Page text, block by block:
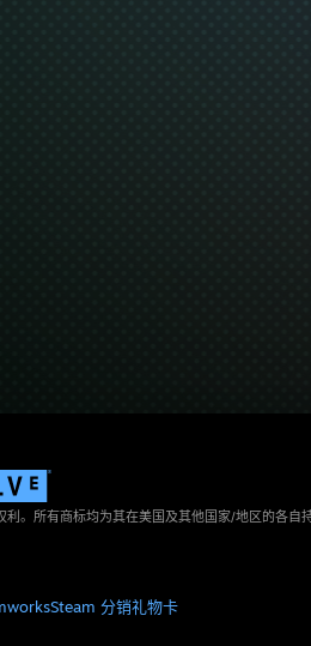
。所有商标均为其在美国及其他国家/地区的各自持
Steam 分销礼物卡